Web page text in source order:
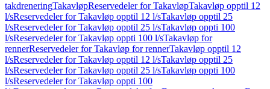
takdreneringTakavløpReservedeler for TakavløpTakavløp opptil 12
l/sReservedeler for Takavløp opptil 12 l/sTakavløp opptil 25
l/sReservedeler for Takavløp opptil 25 l/sTakavløp oppti 100
l/sReservedeler for Takavløp oppti 100 l/sTakavløp for
rennerReservedeler for Takavløp for rennerTakavløp opptil 12
l/sReservedeler for Takavløp opptil 12 l/sTakavløp opptil 25
l/sReservedeler for Takavløp opptil 25 l/sTakavløp oppti 100
l/sReservedeler for Takavløp oppti 100